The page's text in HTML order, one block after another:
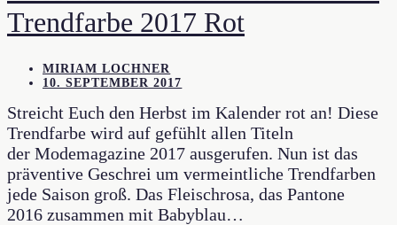
Trendfarbe 2017 Rot
MIRIAM LOCHNER
10. SEPTEMBER 2017
Streicht Euch den Herbst im Kalender rot an! Diese
Trendfarbe wird auf gefühlt allen Titeln
der Modemagazine 2017 ausgerufen. Nun ist das
präventive Geschrei um vermeintliche Trendfarben
jede Saison groß. Das Fleischrosa, das Pantone
2016 zusammen mit Babyblau…